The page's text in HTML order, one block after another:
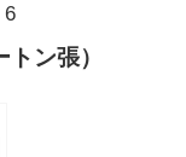
6
ン張）